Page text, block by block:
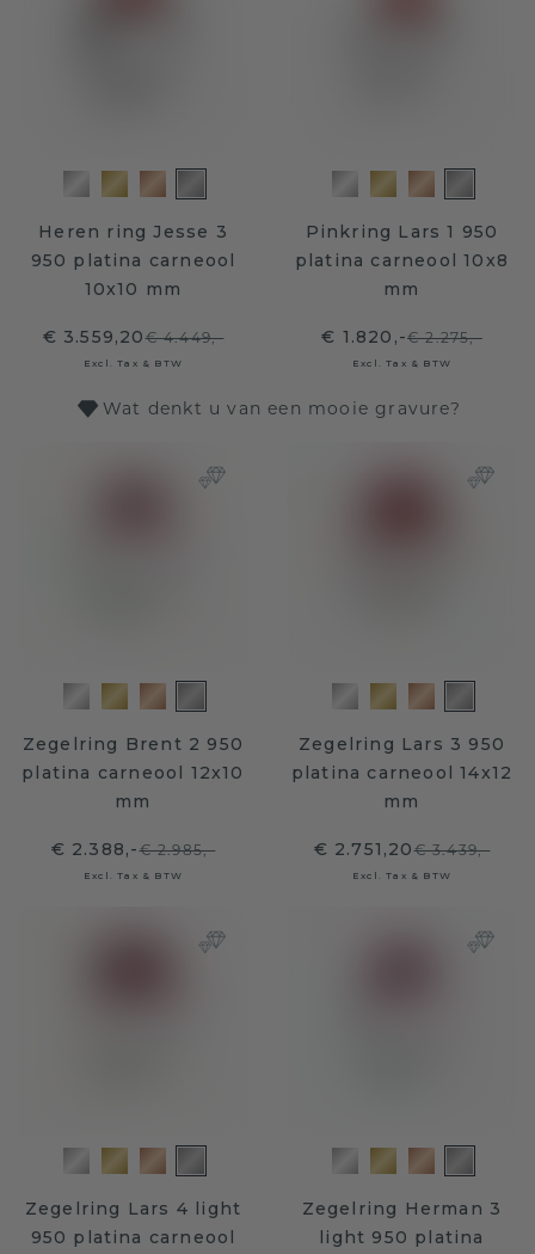
Heren ring Jesse 3
950 platina carneool
10x10 mm
€ 3.559,20€ 4.449,-
Excl. Tax & BTW
Pinkring Lars 1 950
platina carneool 10x8
mm
€ 1.820,-€ 2.275,-
Excl. Tax & BTW
Wat denkt u van een mooie gravure?
Zegelring Brent 2 950
platina carneool 12x10
mm
€ 2.388,-€ 2.985,-
Excl. Tax & BTW
Zegelring Lars 3 950
platina carneool 14x12
mm
€ 2.751,20€ 3.439,-
Excl. Tax & BTW
Zegelring Lars 4 light
950 platina carneool
Zegelring Herman 3
light 950 platina